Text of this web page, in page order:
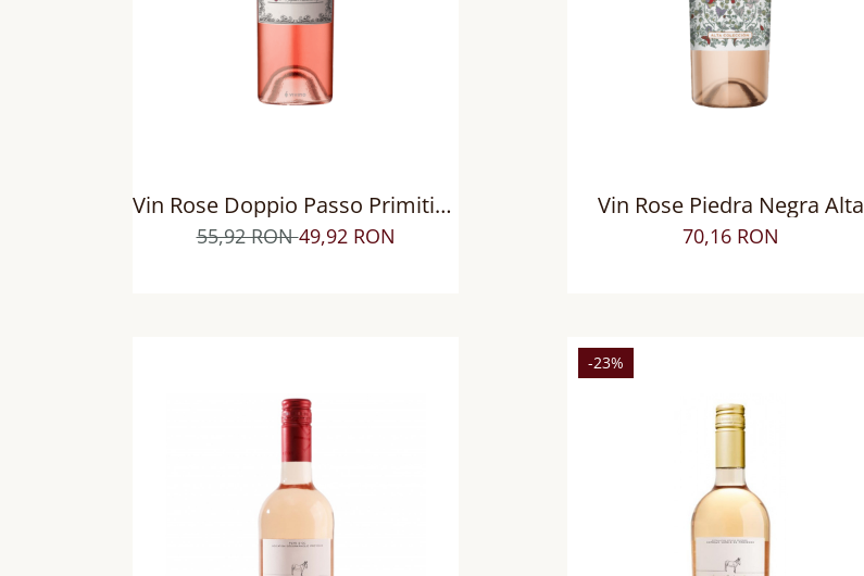
Vin Rose Doppio Passo Primitivo
Puglia IGT, Sec
55,92 RON49,92 RON
Vin Rose Piedra Negra Alta
Colección, Sec
70,16 RON
-23%